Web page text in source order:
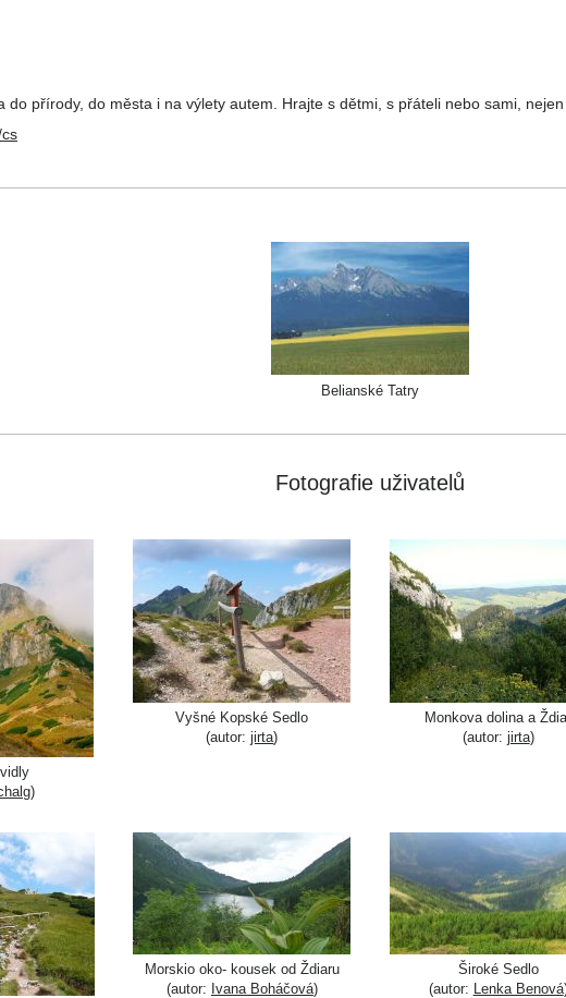
do přírody, do města i na výlety autem. Hrajte s dětmi, s přáteli nebo sami, nejen
Belianské Tatry
Fotografie uživatelů
)
Vyšné Kopské Sedlo
(autor:jirta)
Monkova dolina a
(autor: jirta)
Morskio oko- kousek od Ždiaru
(autor: Ivana Boháčová)
Široké Sedlo
(autor: Lenka Benová